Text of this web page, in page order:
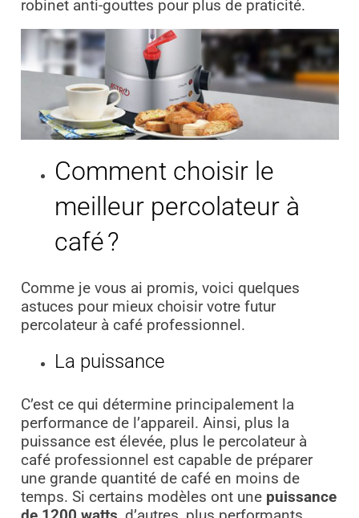
robinet anti-gouttes pour plus de praticité.
Comment choisir le
meilleur percolateur à
café ?
Comme je vous ai promis, voici quelques
astuces pour mieux choisir votre futur
percolateur à café professionnel.
La puissance
C’est ce qui détermine principalement la
performance de l’appareil. Ainsi, plus la
puissance est élevée, plus le percolateur à
café professionnel est capable de préparer
une grande quantité de café en moins de
temps. Si certains modèles ont une puissance